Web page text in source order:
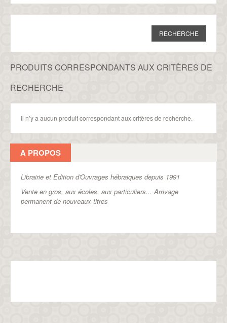
PRODUITS CORRESPONDANTS AUX CRITÈRES DE
RECHERCHE
Il n’y a aucun produit correspondant aux critères de recherche.
A PROPOS
Librairie et Edition d'Ouvrages hébraiques depuis 1991
Vente en gros, aux écoles, aux particuliers...Arrivage
permanent de nouveaux titres